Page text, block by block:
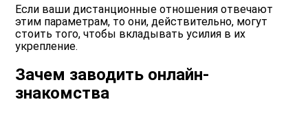
Если ваши дистанционные отношения отвечают
этим параметрам, то они, действительно, могут
стоить того, чтобы вкладывать усилия в их
укрепление.
Зачем заводить онлайн-
знакомства